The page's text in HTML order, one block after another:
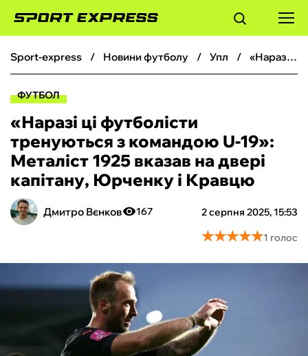
ФУТБОЛ
БОКС
ХОКЕЙ
ТЕНІС
КІБЕРСПОРТ
ФУТЗАЛ
sport-express новини футболу упл «Наразі ці футболісти тренуються з командою U-19»: Металіст 1925 вказав на двері капітану, Юрченку і Кравцю
ФУТБОЛ
«Наразі ці футболісти
тренуються з командою U-19»:
Металіст 1925 вказав на двері
капітану, Юрченку і Кравцю
Дмитро Вєнков 2 серпня 2025, 15:53
167
★★★★★
★★★★★1 голос